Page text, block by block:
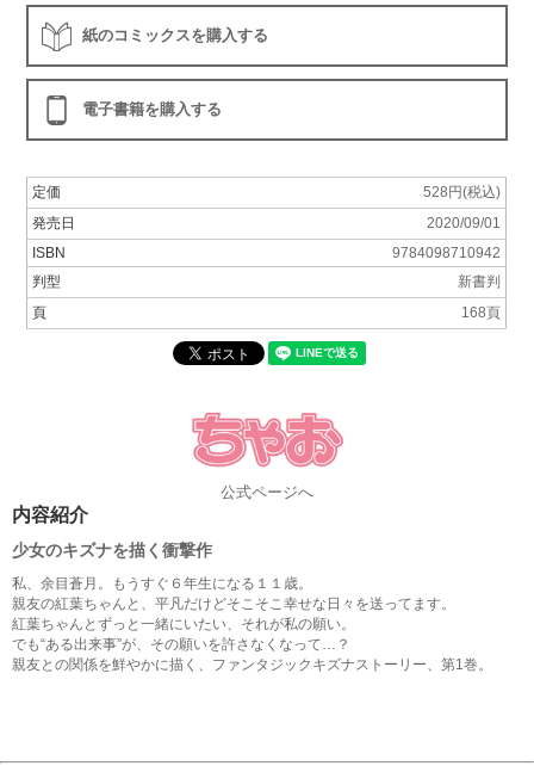
紙のコミックスを購入する
電子書籍を購入する
定価
528円(税込)
発売日
2020/09/01
ISBN
9784098710942
判型
新書判
頁
168頁
公式ページへ
内容紹介
少女のキズナを描く衝撃作
私、余目蒼月。もうすぐ６年生になる１１歳。
親友の紅葉ちゃんと、平凡だけどそこそこ幸せな日々を送ってます。
紅葉ちゃんとずっと一緒にいたい、それが私の願い。
でも“ある出来事”が、その願いを許さなくなって…？
親友との関係を鮮やかに描く、ファンタジックキズナストーリー、第1巻。